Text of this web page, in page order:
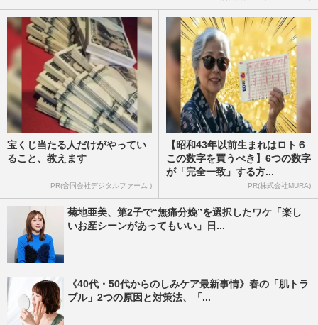
宝くじ当たる人だけがやってい
ること、教えます
PR(合同会社デジタルファーム )
【昭和43年以前生まれはロト６
この数字を買うべき】6つの数字
が「完全一致」する方...
PR(株式会社MURA)
菊地亜美、第2子で“無痛分娩”を選択したワケ「楽し
いお産シーンがあってもいい」日...
《40代・50代からのしみケア最新事情》春の「肌トラ
ブル」2つの原因と対策法、「...